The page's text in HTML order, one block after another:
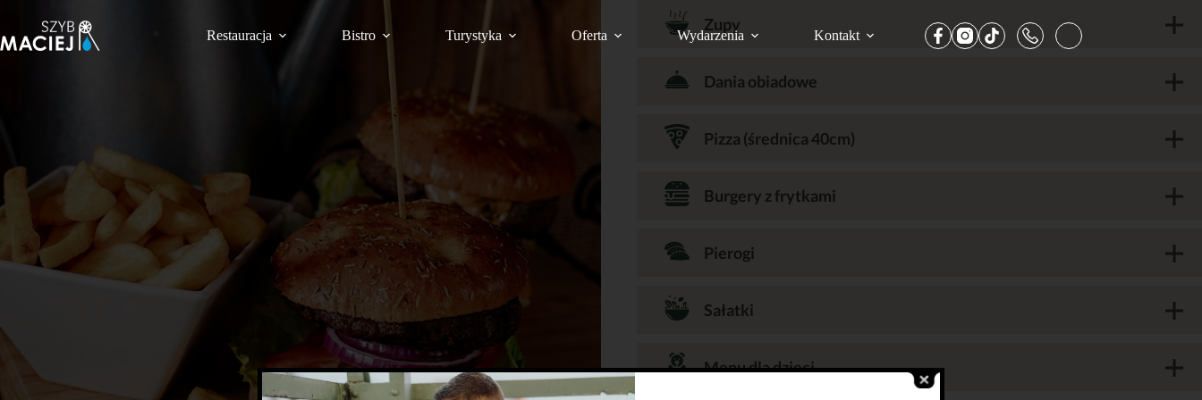
treści
Restauracja Bistro Turystyka Oferta Wydarzenia Kontakt
Zupy
Dania obiadowe
Pizza (średnica 40cm)
Burgery z frytkami
Pierogi
Sałatki
Menu dla dzieci